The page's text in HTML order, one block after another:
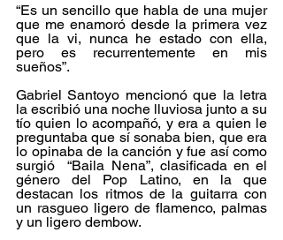
“Es un sencillo que habla de una mujer
que me enamoró desde la primera vez
que la vi, nunca he estado con ella,
pero es recurrentemente en mis
sueños”.
Gabriel Santoyo mencionó que la letra
la escribió una noche lluviosa junto a su
tío quien lo acompañó, y era a quien le
preguntaba que sí sonaba bien, que era
lo opinaba de la canción y fue así como
surgió  “Baila Nena”, clasificada en el
género del Pop Latino, en la que
destacan los ritmos de la guitarra con
un rasgueo ligero de flamenco, palmas
y un ligero dembow.